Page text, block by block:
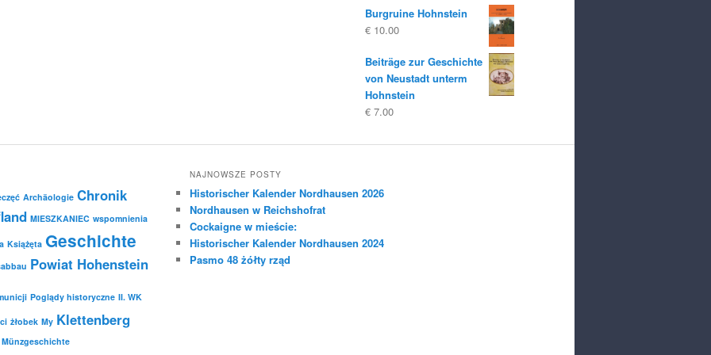
Burgruine Hohnstein
€ 10.00
Beiträge zur Geschichte
von Neustadt unterm
Hohnstein
€ 7.00
Archäologie Chronik
MIESZKANIEC wspomnienia
Książęta Geschichte
Powiat Hohenstein
Poglądy historyczne II. WK
żłobek My Klettenberg
Münzgeschichte
NAJNOWSZE POSTY
Historischer Kalender Nordhausen 2026
Nordhausen w Reichshofrat
Cockaigne w mieście:
Historischer Kalender Nordhausen 2024
Pasmo 48 żółty rząd